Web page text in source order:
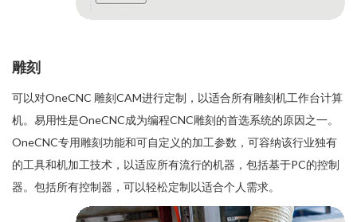
雕刻
可以对OneCNC 雕刻CAM进行定制，以适合所有雕刻机工作台计算
机。易用性是OneCNC成为编程CNC雕刻的首选系统的原因之一。
OneCNC专用雕刻功能和可自定义的加工参数，可容纳该行业独有
的工具和机加工技术，以适应所有流行的机器，包括基于PC的控制
器。包括所有控制器 ，可以轻松定制以适合个人需求。